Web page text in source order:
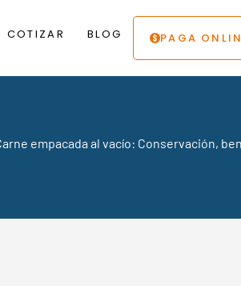
COTIZAR BLOG PAGA
empacada al vacío: Conservación,